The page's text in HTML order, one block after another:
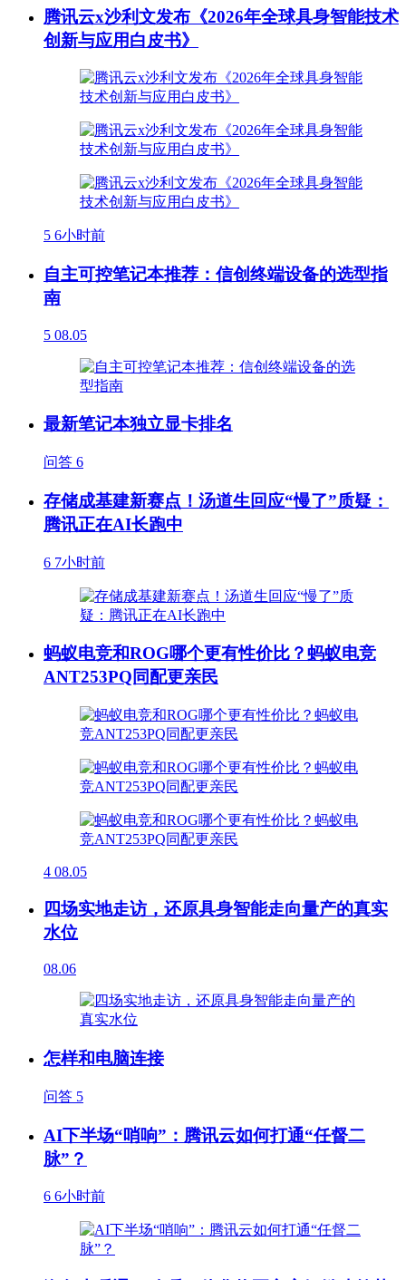
腾讯云x沙利文发布《2026年全球具身智能技术
创新与应用白皮书》
5 6小时前
自主可控笔记本推荐：信创终端设备的选型指
南
5 08.05
最新笔记本独立显卡排名
问答 6
存储成基建新赛点！汤道生回应“慢了”质疑：
腾讯正在AI长跑中
6 7小时前
蚂蚁电竞和ROG哪个更有性价比？蚂蚁电竞
ANT253PQ同配更亲民
4 08.05
四场实地走访，还原具身智能走向量产的真实
水位
08.06
怎样和电脑连接
问答 5
AI下半场“哨响”：腾讯云如何打通“任督二
脉”？
6 6小时前